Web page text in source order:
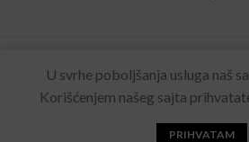
2022 Sva prava
Acebears
U svrhe poboljšanja usluga naš
Korišćenjem našeg sajta
PRIHVATAM